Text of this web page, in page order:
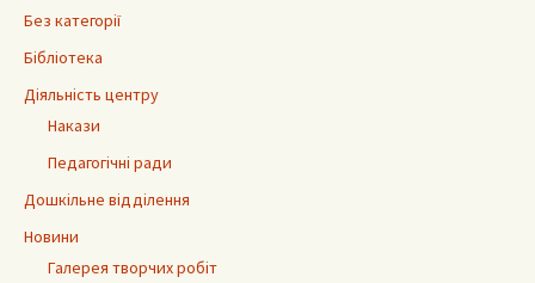
Без категорії
Бібліотека
Діяльність центру
Накази
Педагогічні ради
Дошкільне відділення
Новини
Галерея творчих робіт